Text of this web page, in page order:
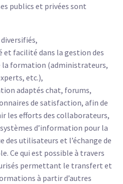
publics et privées sont
facilité dans la gestion des
la formation (administrateurs,
etc.),
adaptés chat, forums,
de satisfaction, afin de
les efforts des collaborateurs,
d’information pour la
utilisateurs et l’échange de
Ce qui est possible à travers
permettant le transfert et
à partir d’autres